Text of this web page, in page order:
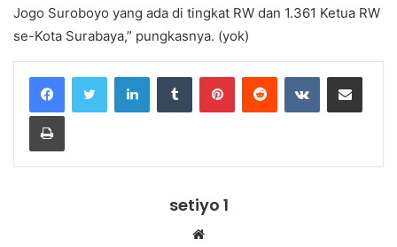
Jogo Suroboyo yang ada di tingkat RW dan 1.361 Ketua RW
se-Kota Surabaya,” pungkasnya. (yok)
LinkedInTumblr PinterestReddit VKontakteShare via Email
Print
setiyo 1
Website